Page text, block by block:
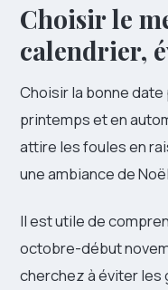
Choisir le
calendrier,
Choisir la bonne
printemps et en
attire les foules en
une ambiance de
Il est utile de
octobre-début
cherchez à éviter les